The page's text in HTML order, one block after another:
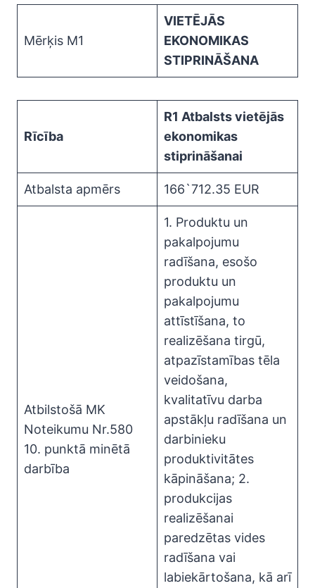
Mērķis M1
VIETĒJĀS
EKONOMIKAS
STIPRINĀŠANA
Rīcība
R1 Atbalsts vietējās
ekonomikas
stiprināšanai
Atbalsta apmērs 166`712.35 EUR
Atbilstošā MK
Noteikumu Nr.580
10. punktā minētā
darbība
1. Produktu un
pakalpojumu
radīšana, esošo
produktu un
pakalpojumu
attīstīšana, to
realizēšana tirgū,
atpazīstamības tēla
veidošana,
kvalitatīvu darba
apstākļu radīšana un
darbinieku
produktivitātes
kāpināšana; 2.
produkcijas
realizēšanai
paredzētas vides
radīšana vai
labiekārtošana, kā arī